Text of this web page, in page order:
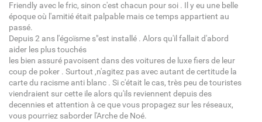
Friendly avec le fric, sinon c'est chacun pour soi . Il y eu une belle
époque où l'amitié était palpable mais ce temps appartient au
passé.
Depuis 2 ans l'égoïsme s"est installé . Alors qu'il fallait d'abord
aider les plus touchés
les bien assuré pavoisent dans des voitures de luxe fiers de leur
coup de poker . Surtout ,n'agitez pas avec autant de certitude la
carte du racisme anti blanc . Si c'était le cas, très peu de touristes
viendraient sur cette ile alors qu'ils reviennent depuis des
decennies et attention à ce que vous propagez sur les réseaux,
vous pourriez saborder l'Arche de Noé.